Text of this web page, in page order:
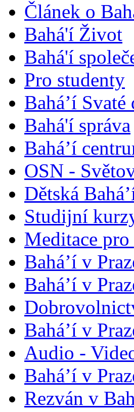
Článek o
Bahá'í Život
Bahá'í
Pro studenty
Bahá’í
Bahá'í správa
Bahá’í
OSN -
Dětská
Studijní
Meditace pro
Bahá’í v
Bahá’í v
Bahá’í v
Audio -
Bahá’í v
Rezván v